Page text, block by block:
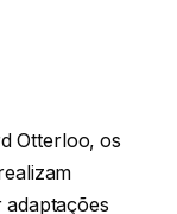
Otterloo, os
adaptações